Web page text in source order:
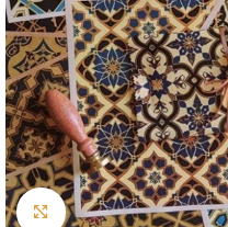
Click to enlarge